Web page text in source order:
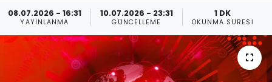
08.07.2026 - 16:31
YAYINLANMA
10.07.2026 - 23:31
GÜNCELLEME
1 DK
OKUNMA SÜRESI